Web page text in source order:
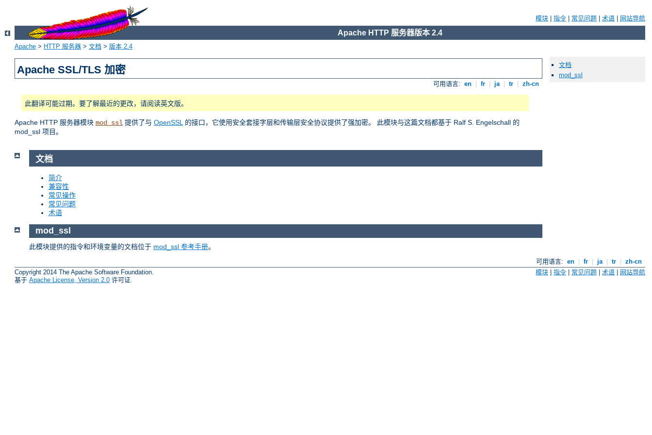
模块 指令 常见问题 术语 网站导航
Apache HTTP 服务器版本 2.4
Apache > HTTP 服务器 > 文档 > 版本 2.4
Apache SSL/TLS 加密
可用语言: en fr ja tr zh-cn
此翻译可能过期。要了解最近的更改，请阅读英文版。
Apache HTTP 服务器模块 mod_ssl 提供了与 OpenSSL的接口，它使用安全套接字层和传输层安全协议提供了强加密。 此模块与这篇文档都基于 Ralf S. Engelschall 的
mod_ssl 项目。
文档
mod_ssl
文档
简介
兼容性
常见操作
常见问题
术语
mod_ssl
此模块提供的指令和环境变量的文档位于 mod_ssl 参考手册。
可用语言: en fr ja tr
zh-cn
Copyright 2014 The Apache Software Foundation.
基于 Apache License, Version 2.0 许可证.
模块 指令 常见问题 术语 网站导航